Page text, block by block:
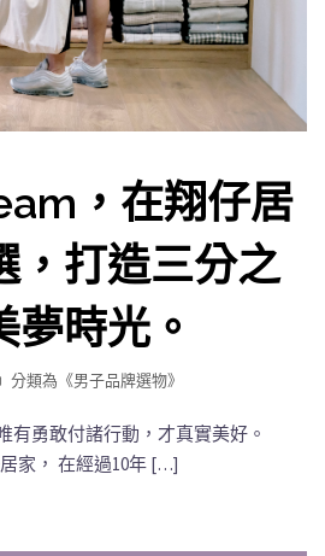
，在翔仔居
，打造三分之
夢時光。
分類為《男子品牌選物》
有勇敢付諸行動，才真實美好。
家， 在經過10年 […]